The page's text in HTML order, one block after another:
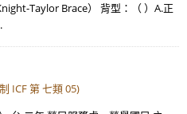
Taylor Brace） 背型：（ ）A.正
ICF 第 七類 05)